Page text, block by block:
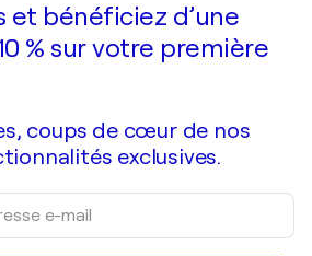
et bénéficiez d’une
% sur votre première
coups de cœur de nos
exclusives.